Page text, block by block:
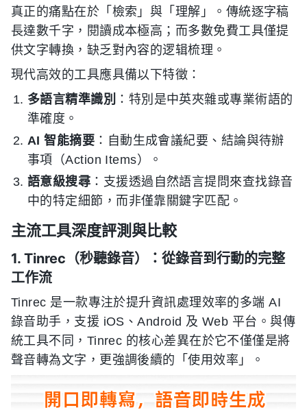
真正的痛點在於「檢索」與「理解」。傳統逐字稿
長達數千字，閱讀成本極高；而多數免費工具僅提
供文字轉換，缺乏對內容的逻辑梳理。
現代高效的工具應具備以下特徵：
多語言精準識別 ：特別是中英夾雜或專業術語的
準確度。
AI 智能摘要 ：自動生成會議紀要、結論與待辦
事項（Action Items）。
語意級搜尋 ：支援透過自然語言提問來查找錄音
中的特定細節，而非僅靠關鍵字匹配。
主流工具深度評測與比較
1. Tinrec（秒聽錄音）：從錄音到行動的完整
工作流
Tinrec 是一款專注於提升資訊處理效率的多端 AI
錄音助手，支援 iOS、Android 及 Web 平台。與傳
統工具不同，Tinrec 的核心差異在於它不僅僅是將
聲音轉為文字，更強調後續的「使用效率」。